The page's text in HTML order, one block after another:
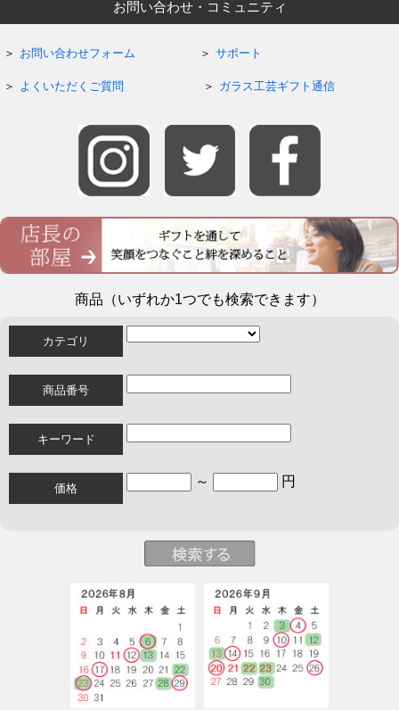
お問い合わせ・コミュニティ
お問い合わせフォーム サポート
よくいただくご質問 ガラス工芸ギフト通信
商品（いずれか1つでも検索できます）
カテゴリ
商品番号
キーワード
価格 ～ 円